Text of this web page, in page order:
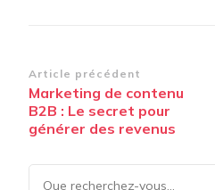
Navigation
d’article
Article précédent
Marketing de contenu
B2B : Le secret pour
générer des revenus
Vous